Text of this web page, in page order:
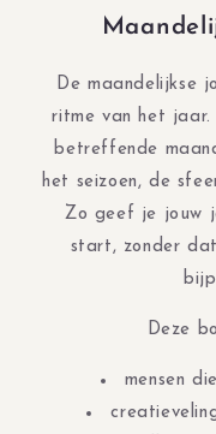
De maandelijkse
ritme van het
betreffende
het seizoen, de
Zo geef je jouw
start, zonder
Deze
mensen